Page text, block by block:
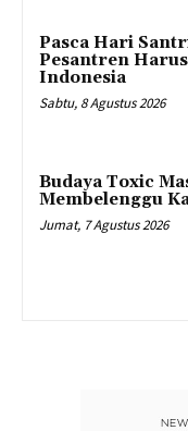
Pasca Hari
Pesantren
Indonesia
Sabtu, 8 Agustus 2026
Budaya Toxic
Membelenggu
Jumat, 7 Agustus 2026